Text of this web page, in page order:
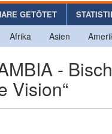
GETÖTET
Afrika Asien
-
Vision“